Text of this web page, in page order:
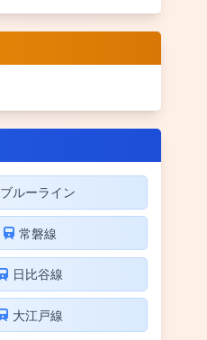
ブルーライン
常磐線
日比谷線
大江戸線